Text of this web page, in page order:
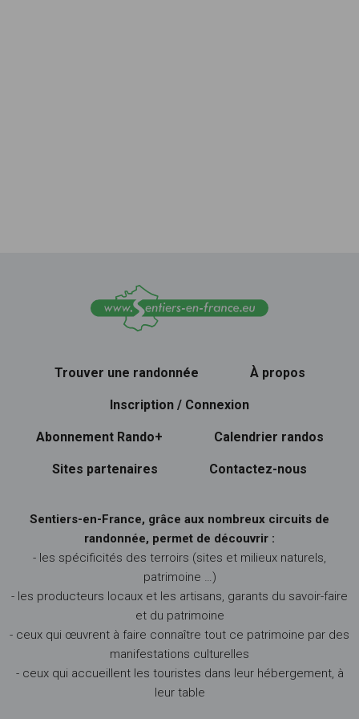
Trouver une randonnée À propos
Inscription / Connexion
Abonnement Rando+ Calendrier randos
Sites partenaires Contactez-nous
Sentiers-en-France, grâce aux nombreux circuits de
randonnée, permet de découvrir :
- les spécificités des terroirs (sites et milieux naturels,
patrimoine …)
- les producteurs locaux et les artisans, garants du savoir-faire
et du patrimoine
- ceux qui œuvrent à faire connaître tout ce patrimoine par des
manifestations culturelles
- ceux qui accueillent les touristes dans leur hébergement, à
leur table